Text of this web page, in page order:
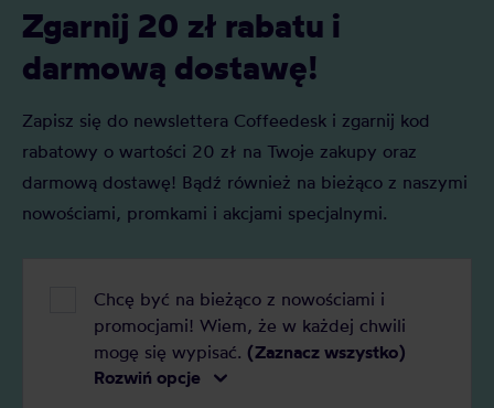
Zgarnij 20 zł rabatu i
darmową dostawę!
Zapisz się do newslettera Coffeedesk i zgarnij kod
rabatowy o wartości 20 zł na Twoje zakupy oraz
darmową dostawę! Bądź również na bieżąco z naszymi
nowościami, promkami i akcjami specjalnymi.
Chcę być na bieżąco z nowościami i
promocjami! Wiem, że w każdej chwili
mogę się wypisać. (Zaznacz wszystko)
Rozwiń opcje